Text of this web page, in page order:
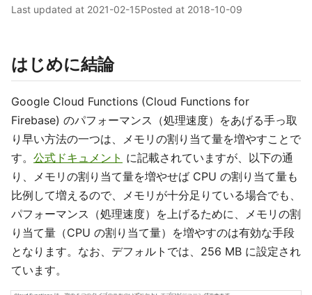
Last updated at 2021-02-15Posted at 2018-10-09
はじめに結論
Google Cloud Functions (Cloud Functions for
Firebase) のパフォーマンス（処理速度）をあげる手っ取
り早い方法の一つは、メモリの割り当て量を増やすことで
す。 公式ドキュメント に記載されていますが、以下の通
り、メモリの割り当て量を増やせば CPU の割り当て量も
比例して増えるので、メモリが十分足りている場合でも、
パフォーマンス（処理速度）を上げるために、メモリの割
り当て量（CPU の割り当て量）を増やすのは有効な手段
となります。なお、デフォルトでは、256 MB に設定され
ています。